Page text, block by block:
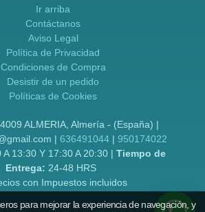
Ir arriba
Contáctanos
Aviso Legal
Política de Privacidad
Condiciones de Compra
Desistir de un pedido
Políticas de Cookies
ALMERIA, Almería - (España) |
| 636491044 | 950174022
A 13:30 Y 17:30 A 20:30 | Tiempo de
Entrega: 24-48 HRS
con Impuestos incluidos
para mejorar la experiencia de navegación, y